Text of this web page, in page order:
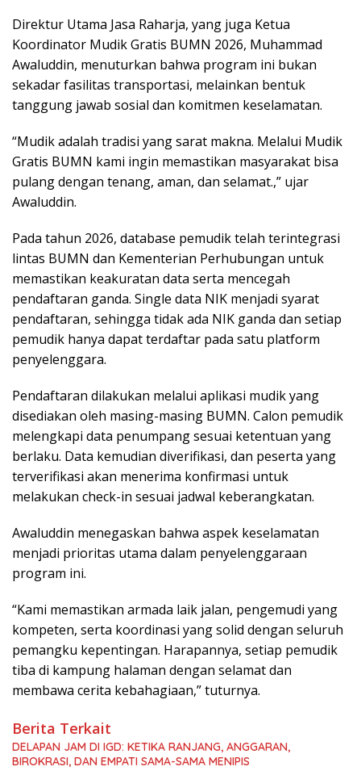
Direktur Utama Jasa Raharja, yang juga Ketua
Koordinator Mudik Gratis BUMN 2026, Muhammad
Awaluddin, menuturkan bahwa program ini bukan
sekadar fasilitas transportasi, melainkan bentuk
tanggung jawab sosial dan komitmen keselamatan.
“Mudik adalah tradisi yang sarat makna. Melalui Mudik
Gratis BUMN kami ingin memastikan masyarakat bisa
pulang dengan tenang, aman, dan selamat.,” ujar
Awaluddin.
Pada tahun 2026, database pemudik telah terintegrasi
lintas BUMN dan Kementerian Perhubungan untuk
memastikan keakuratan data serta mencegah
pendaftaran ganda. Single data NIK menjadi syarat
pendaftaran, sehingga tidak ada NIK ganda dan setiap
pemudik hanya dapat terdaftar pada satu platform
penyelenggara.
Pendaftaran dilakukan melalui aplikasi mudik yang
disediakan oleh masing-masing BUMN. Calon pemudik
melengkapi data penumpang sesuai ketentuan yang
berlaku. Data kemudian diverifikasi, dan peserta yang
terverifikasi akan menerima konfirmasi untuk
melakukan check-in sesuai jadwal keberangkatan.
Awaluddin menegaskan bahwa aspek keselamatan
menjadi prioritas utama dalam penyelenggaraan
program ini.
“Kami memastikan armada laik jalan, pengemudi yang
kompeten, serta koordinasi yang solid dengan seluruh
pemangku kepentingan. Harapannya, setiap pemudik
tiba di kampung halaman dengan selamat dan
membawa cerita kebahagiaan,” tuturnya.
Berita Terkait
DELAPAN JAM DI IGD: KETIKA RANJANG, ANGGARAN,
BIROKRASI, DAN EMPATI SAMA-SAMA MENIPIS